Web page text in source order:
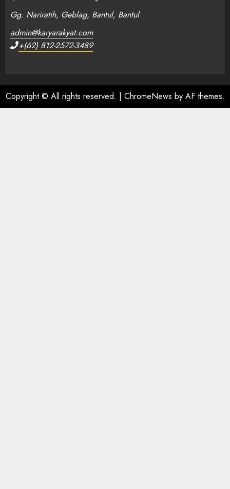
Gg. Nariratih, Geblag, Bantul, Bantul
admin@karyarakyat.com
+(62) 812-2572-3489
Copyright © All rights reserved. | ChromeNews by AF themes.